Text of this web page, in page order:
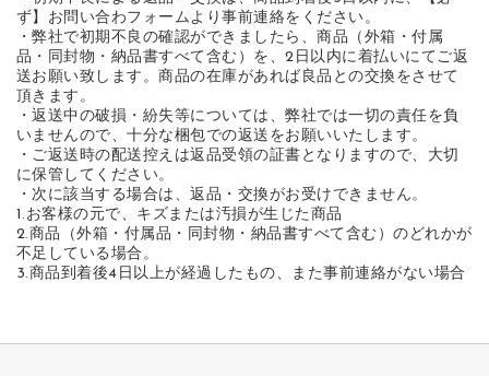
ず】お問い合わフォームより事前連絡をください。
・弊社で初期不良の確認ができましたら、商品（外箱・付属
品・同封物・納品書すべて含む）を、2日以内に着払いにてご返
送お願い致します。商品の在庫があれば良品との交換をさせて
頂きます。
・返送中の破損・紛失等については、弊社では一切の責任を負
いませんので、十分な梱包での返送をお願いいたします。
・ご返送時の配送控えは返品受領の証書となりますので、大切
に保管してください。
・次に該当する場合は、返品・交換がお受けできません。
1.お客様の元で、キズまたは汚損が生じた商品
2.商品（外箱・付属品・同封物・納品書すべて含む）のどれかが
不足している場合。
3.商品到着後4日以上が経過したもの、また事前連絡がない場合